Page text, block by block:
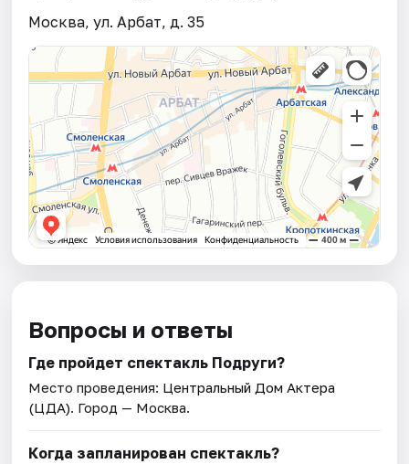
Москва, ул. Арбат, д. 35
Вопросы и ответы
Где пройдет спектакль Подруги?
Место проведения: Центральный Дом Актера
(ЦДА). Город — Москва.
Когда запланирован спектакль?